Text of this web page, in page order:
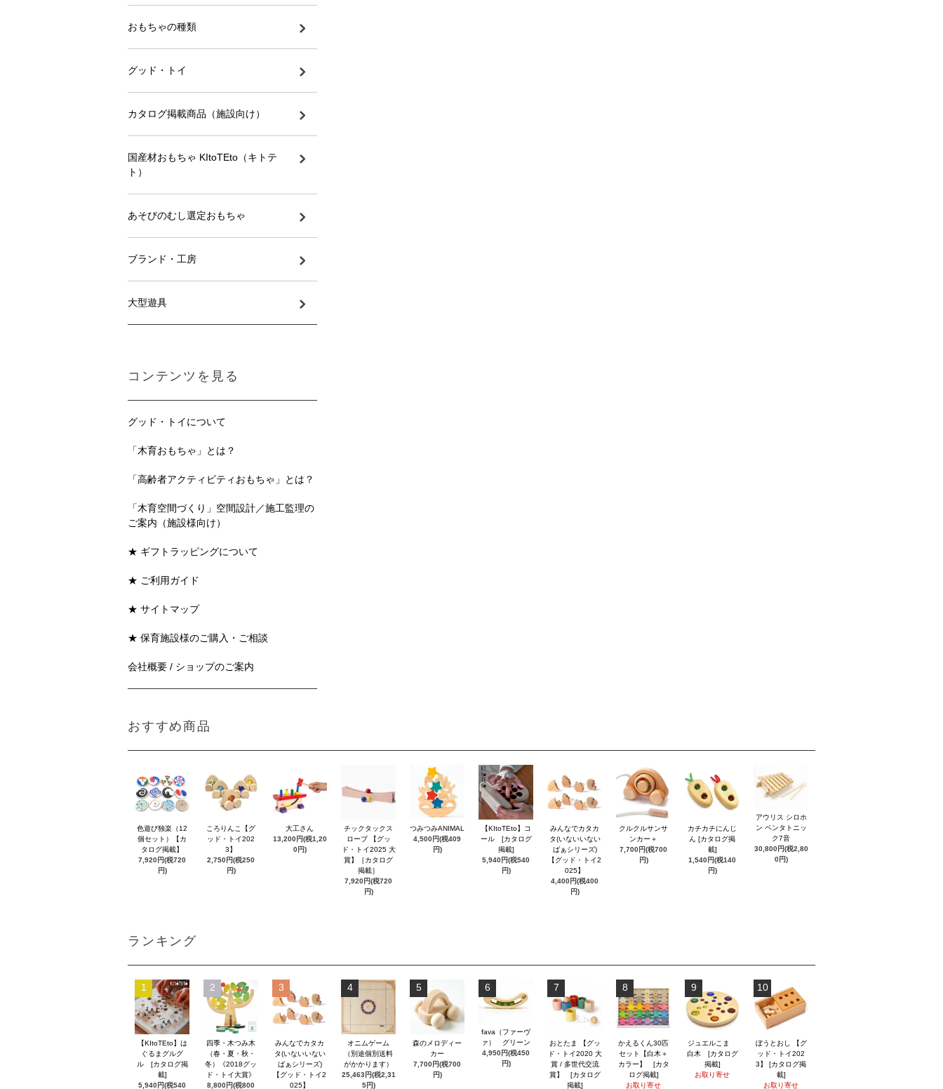
おもちゃの種類
グッド・トイ
カタログ掲載商品（施設向け）
国産材おもちゃ KItoTEto（キトテ
ト）
あそびのむし選定おもちゃ
ブランド・工房
大型遊具
コンテンツを見る
グッド・トイについて
「木育おもちゃ」とは？
「高齢者アクティビティおもちゃ」とは？
「木育空間づくり」空間設計／施工監理の
ご案内（施設様向け）
★ ギフトラッピングについて
★ ご利用ガイド
★ サイトマップ
★ 保育施設様のご購入・ご相談
会社概要 / ショップのご案内
おすすめ商品
色遊び独楽（12
個セット）【カ
タログ掲載】
7,920円(税720
円)
ころりんこ【グ
ッド・トイ202
3】
2,750円(税250
円)
大工さん
13,200円(税1,20
0円)
チックタックス
ロープ 【グッ
ド・トイ2025 大
賞】［カタログ
掲載］
7,920円(税720
円)
つみつみANIMAL
4,500円(税409
円)
【KItoTEto】コ
ール [カタログ
掲載]
5,940円(税540
円)
みんなでカタカ
タ(いないいない
ばぁシリーズ)
【グッド・トイ2
025】
4,400円(税400
円)
クルクルサンサ
ンカー＋
7,700円(税700
円)
カチカチにんじ
ん [カタログ掲
載]
1,540円(税140
円)
アウリス シロホ
ン ペンタトニッ
ク7音
30,800円(税2,80
0円)
ランキング
1
【KItoTEto】は
ぐるまグルグ
ル [カタログ掲
載]
5,940円(税540
2
四季・木つみ木
（春・夏・秋・
冬）《2018グッ
ド・トイ大賞》
8,800円(税800
3
みんなでカタカ
タ(いないいない
ばぁシリーズ)
【グッド・トイ2
025】
4
オニムゲーム
（別途個別送料
がかかります）
25,463円(税2,31
5円)
5
森のメロディー
カー
7,700円(税700
円)
6
fava（ファーヴ
ァ） グリーン
4,950円(税450
円)
7
おとたま 【グッ
ド・トイ2020 大
賞 / 多世代交流
賞】 [カタログ
掲載]
8
かえるくん30匹
セット【白木＋
カラー】 [カタ
ログ掲載]
お取り寄せ
9
ジュエルこま
白木 [カタログ
掲載]
お取り寄せ
10
ぼうとおし 【グ
ッド・トイ202
3】 [カタログ掲
載]
お取り寄せ